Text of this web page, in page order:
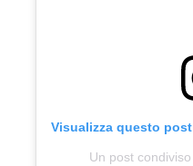
Visualizza questo
Un post